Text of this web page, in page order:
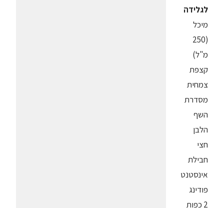
לגלידה
מיכל
(250
מ"ל)
קצפת
צמחית
מסדרת
השף
הלבן
חצי
חבילת
אינסטנט
פודינג
2 כפות